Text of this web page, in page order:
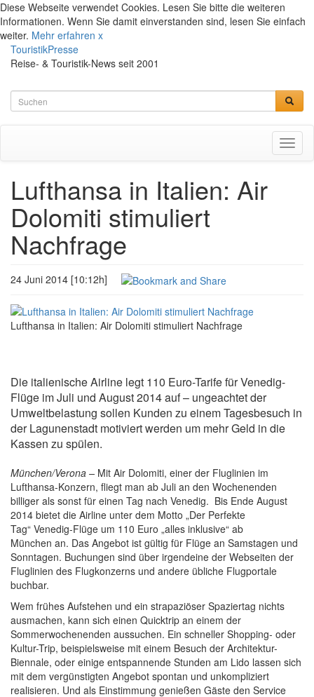
Diese Webseite verwendet Cookies. Lesen Sie bitte die weiteren
Informationen. Wenn Sie damit einverstanden sind, lesen Sie einfach
weiter. Mehr erfahren x
TouristikPresse
Reise- & Touristik-News seit 2001
Lufthansa in Italien: Air
Dolomiti stimuliert
Nachfrage
24 Juni 2014 [10:12h]
Lufthansa in Italien: Air Dolomiti stimuliert Nachfrage
Die italienische Airline legt 110 Euro-Tarife für Venedig-
Flüge im Juli und August 2014 auf – ungeachtet der
Umweltbelastung sollen Kunden zu einem Tagesbesuch in
der Lagunenstadt motiviert werden um mehr Geld in die
Kassen zu spülen.
München/Verona – Mit Air Dolomiti, einer der Fluglinien im
Lufthansa-Konzern, fliegt man ab Juli an den Wochenenden
billiger als sonst für einen Tag nach Venedig. Bis Ende August
2014 bietet die Airline unter dem Motto „Der Perfekte
Tag“ Venedig-Flüge um 110 Euro „alles inklusive“ ab
München an. Das Angebot ist gültig für Flüge an Samstagen und
Sonntagen. Buchungen sind über irgendeine der Webseiten der
Fluglinien des Flugkonzerns und andere übliche Flugportale
buchbar.
Wem frühes Aufstehen und ein strapaziöser Spaziertag nichts
ausmachen, kann sich einen Quicktrip an einem der
Sommerwochenenden aussuchen. Ein schneller Shopping- oder
Kultur-Trip, beispielsweise mit einem Besuch der Architektur-
Biennale, oder einige entspannende Stunden am Lido lassen sich
mit dem vergünstigten Angebot spontan und unkompliziert
realisieren. Und als Einstimmung genießen Gäste den Service